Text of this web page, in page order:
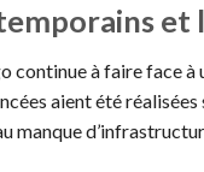
et
continue à faire face
aient été
manque